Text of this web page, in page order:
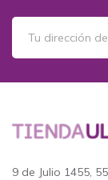
9 de Julio 1455,